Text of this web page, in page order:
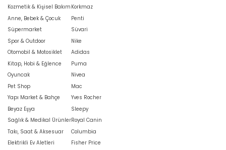
Kozmetik & Kişisel Bakım
Anne, Bebek & Çocuk
Süpermarket
Spor & Outdoor
Otomobil & Motosiklet
Kitap, Hobi & Eğlence
Oyuncak
Pet Shop
Yapı Market & Bahçe
Beyaz Eşya
Sağlık & Medikal Ürünler
Takı, Saat & Aksesuar
Elektrikli Ev Aletleri
Korkmaz
Penti
Süvari
Nike
Adidas
Puma
Nivea
Mac
Yves Rocher
Sleepy
Royal Canin
Columbia
Fisher Price